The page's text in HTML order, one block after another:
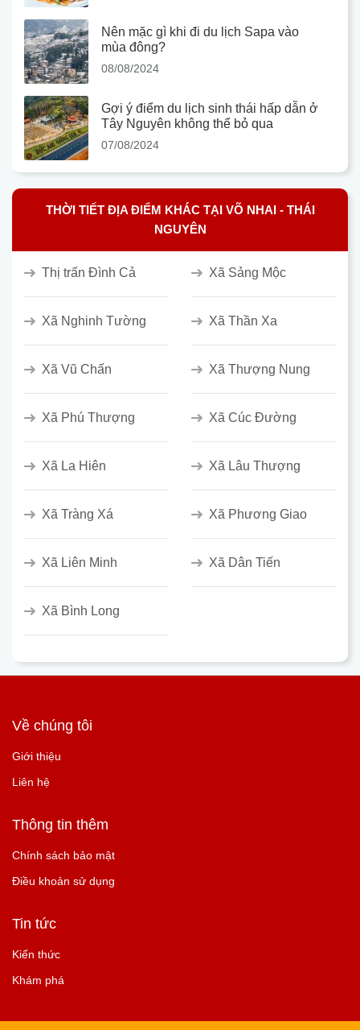
Nên mặc gì khi đi du lịch Sapa vào
mùa đông?
08/08/2024
Gợi ý điểm du lịch sinh thái hấp dẫn ở
Tây Nguyên không thể bỏ qua
07/08/2024
THỜI TIẾT ĐỊA ĐIỂM KHÁC TẠI VÕ NHAI - THÁI
NGUYÊN
Thị trấn Đình Cả Xã Sảng Mộc
Xã Nghinh Tường Xã Thần Xa
Xã Vũ Chấn Xã Thượng Nung
Xã Phú Thượng Xã Cúc Đường
Xã La Hiên Xã Lâu Thượng
Xã Tràng Xá Xã Phương Giao
Xã Liên Minh Xã Dân Tiến
Xã Bình Long
Về chúng tôi
Giới thiệu
Liên hệ
Thông tin thêm
Chính sách bảo mật
Điều khoản sử dụng
Tin tức
Kiến thức
Khám phá